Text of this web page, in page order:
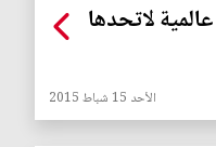
لاتحدها
الأحد 15 شباط 2015